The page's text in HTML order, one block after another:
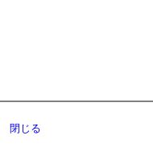
閉じる